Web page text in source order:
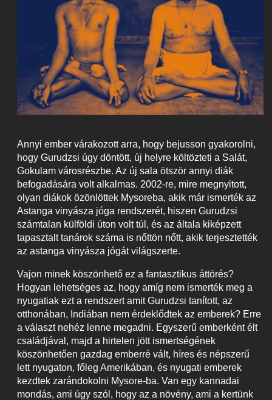
Annyi ember várakozott arra, hogy bejusson gyakorolni,
hogy Gurudzsi úgy döntött, új helyre költözteti a Salát,
Gokulam városrészbe. Az új sala ötször annyi diák
befogadására volt alkalmas. 2002-re, mire megnyitott,
olyan diákok özönlöttek Mysoreba, akik már ismerték az
Astanga vinyásza jóga rendszerét, hiszen Gurudzsi
számtalan külföldi úton volt túl, és az általa kiképzett
tapasztalt tanárok száma is nőttön nőtt, akik terjesztették
az astanga vinyásza jógát világszerte.
Vajon minek köszönhető ez a fantasztikus áttörés?
Hogyan lehetséges az, hogy amíg nem ismerték meg a
nyugatiak ezt a rendszert amit Gurudzsi tanított, az
otthonában, Indiában nem érdeklődtek az emberek? Erre
a választ nehéz lenne megadni. Egyszerű emberként élt
családjával, majd a hirtelen jött ismertségének
köszönhetően gazdag emberré vált, híres és népszerű
lett nyugaton, főleg Amerikában, és nyugati emberek
kezdtek zarándokolni Mysore-ba. Van egy kannadai
mondás, ami úgy szól, hogy az a növény, ami a kertünk